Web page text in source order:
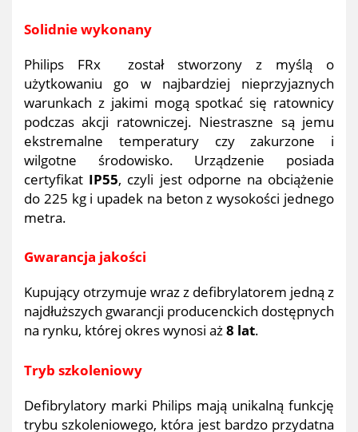
Solidnie wykonany
Philips FRx został stworzony z myślą o
użytkowaniu go w najbardziej nieprzyjaznych
warunkach z jakimi mogą spotkać się ratownicy
podczas akcji ratowniczej. Niestraszne są jemu
ekstremalne temperatury czy zakurzone i
wilgotne środowisko. Urządzenie posiada
certyfikat IP55, czyli jest odporne na obciążenie
do 225 kg i upadek na beton z wysokości jednego
metra.
Gwarancja jakości
Kupujący otrzymuje wraz z defibrylatorem jedną z
najdłuższych gwarancji producenckich dostępnych
na rynku, której okres wynosi aż8 lat.
Tryb szkoleniowy
Defibrylatory marki Philips mają unikalną funkcję
trybu szkoleniowego, która jest bardzo przydatna